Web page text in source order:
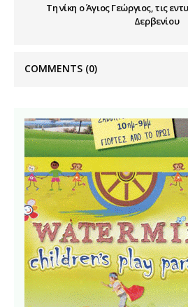
Τη νίκη ο Άγιος Γεώργιος, τις
Δερβενίου
COMMENTS (0)